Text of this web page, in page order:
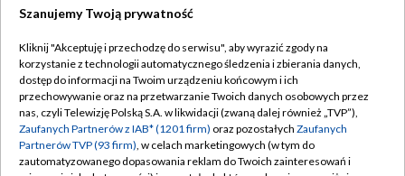
TVP
Abonament TVP
Emisja w TVP
Centrum informacji TVP
Regulamin TVP
Polityka prywatności
Moje zgody
Szanujemy Twoją prywatność
Kliknij "Akceptuję i przechodzę do serwisu", aby wyrazić zgody na
korzystanie z technologii automatycznego śledzenia i zbierania danych,
dostęp do informacji na Twoim urządzeniu końcowym i ich
przechowywanie oraz na przetwarzanie Twoich danych osobowych przez
nas, czyli Telewizję Polską S.A. w likwidacji (zwaną dalej również „TVP”),
Zaufanych Partnerów z IAB* (1201 firm) oraz pozostałych Zaufanych
Partnerów TVP (93 firm), w celach marketingowych (w tym do
zautomatyzowanego dopasowania reklam do Twoich zainteresowań i